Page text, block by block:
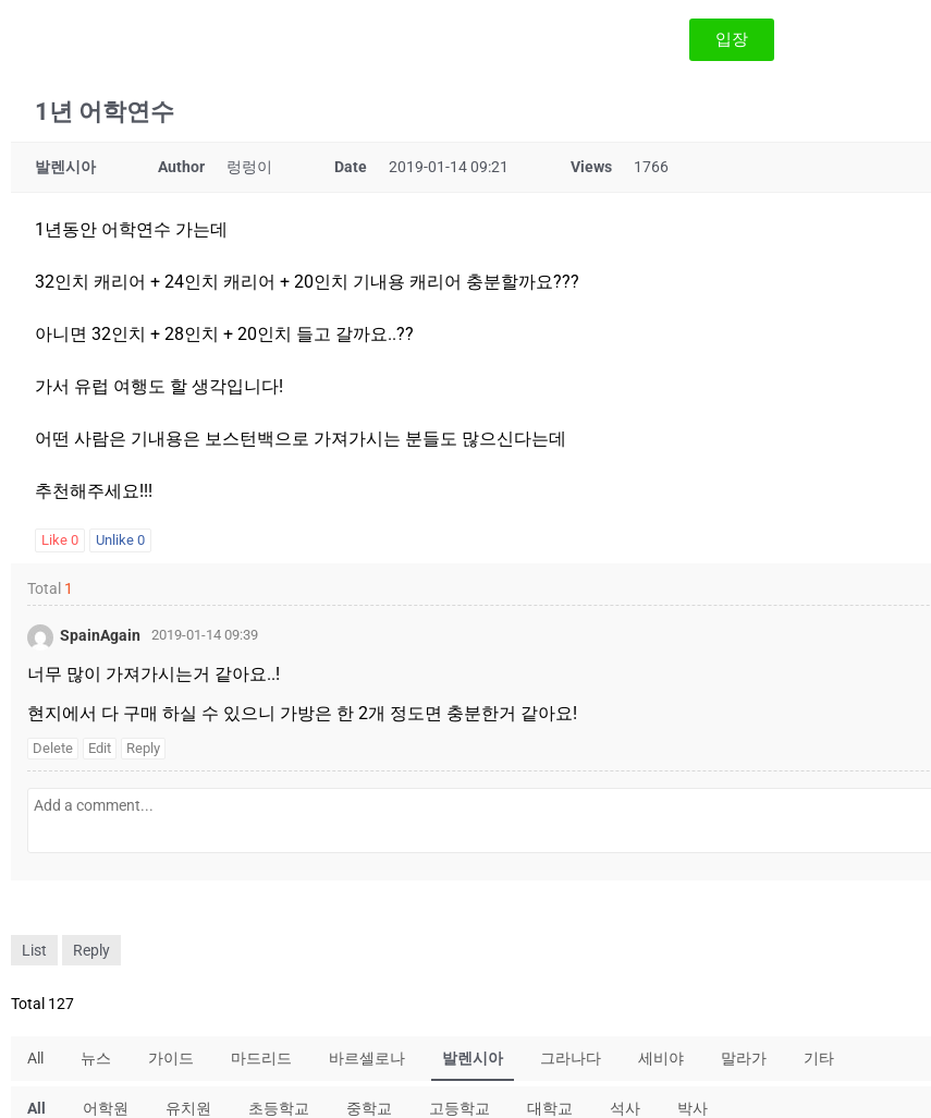
입장
1년 어학연수
발렌시아 Author 렁렁이 Date 2019-01-14 09:21 Views 1766
1년동안 어학연수 가는데
32인치 캐리어 + 24인치 캐리어 + 20인치 기내용 캐리어 충분할까요???
아니면 32인치 + 28인치 + 20인치 들고 갈까요..??
가서 유럽 여행도 할 생각입니다!
어떤 사람은 기내용은 보스턴백으로 가져가시는 분들도 많으신다는데
추천해주세요!!!
Like 0 Unlike 0
Total 1
SpainAgain 2019-01-14 09:39
너무 많이 가져가시는거 같아요..!
현지에서 다 구매 하실 수 있으니 가방은 한 2개 정도면 충분한거 같아요!
Delete Edit Reply
List Reply
Total 127
All 뉴스 가이드 마드리드 바르셀로나 발렌시아 그라나다 세비야 말라가 기타
All 어학원 유치원 초등학교 중학교 고등학교 대학교 석사 박사